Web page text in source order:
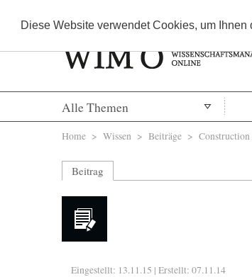
Diese Website verwendet Cookies, um
Alle Themen
Sie sind hier
Home > Wissen > Beiträge > Construction
Beitrag
Eingestellt: 13.11.15 | Erstellt: 07.11.14